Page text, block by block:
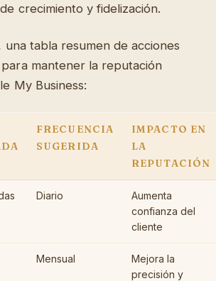
crecimiento y fidelización.
una tabla resumen de acciones
mantener la reputación
My Business:
FRECUENCIA
SUGERIDA
IMPACTO EN
LA
REPUTACIÓN
Diario
Aumenta
confianza del
cliente
Mensual
Mejora la
precisión y